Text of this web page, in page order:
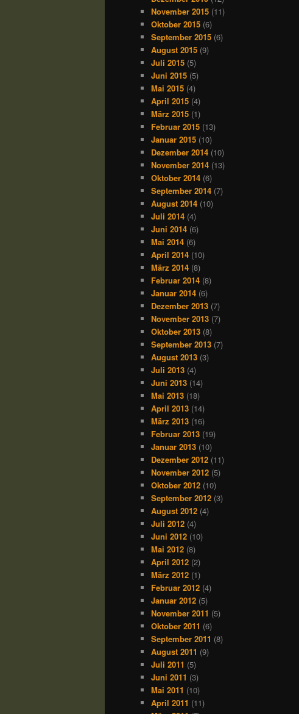
November 2015 (11)
Oktober 2015 (6)
September 2015 (6)
August 2015 (9)
Juli 2015 (5)
Juni 2015 (5)
Mai 2015 (4)
April 2015 (4)
März 2015 (1)
Februar 2015 (13)
Januar 2015 (10)
Dezember 2014 (10)
November 2014 (13)
Oktober 2014 (6)
September 2014 (7)
August 2014 (10)
Juli 2014 (4)
Juni 2014 (6)
Mai 2014 (6)
April 2014 (10)
März 2014 (8)
Februar 2014 (8)
Januar 2014 (6)
Dezember 2013 (7)
November 2013 (7)
Oktober 2013 (8)
September 2013 (7)
August 2013 (3)
Juli 2013 (4)
Juni 2013 (14)
Mai 2013 (18)
April 2013 (14)
März 2013 (16)
Februar 2013 (19)
Januar 2013 (10)
Dezember 2012 (11)
November 2012 (5)
Oktober 2012 (10)
September 2012 (3)
August 2012 (4)
Juli 2012 (4)
Juni 2012 (10)
Mai 2012 (8)
April 2012 (2)
März 2012 (1)
Februar 2012 (4)
Januar 2012 (5)
November 2011 (5)
Oktober 2011 (6)
September 2011 (8)
August 2011 (9)
Juli 2011 (5)
Juni 2011 (3)
Mai 2011 (10)
April 2011 (11)